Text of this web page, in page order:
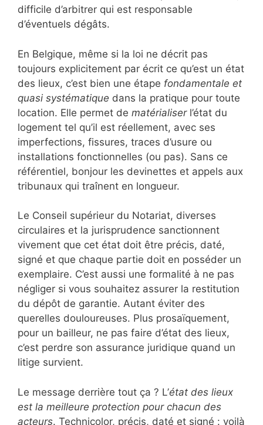
difficile d’arbitrer qui est responsable
d’éventuels dégâts.
En Belgique, même si la loi ne décrit pas
toujours explicitement par écrit ce qu’est un état
des lieux, c’est bien une étape fondamentale et
quasi systématique dans la pratique pour toute
location. Elle permet de matérialiserl’état du
logement tel qu’il est réellement, avec ses
imperfections, fissures, traces d’usure ou
installations fonctionnelles (ou pas). Sans ce
référentiel, bonjour les devinettes et appels aux
tribunaux qui traînent en longueur.
Le Conseil supérieur du Notariat, diverses
circulaires et la jurisprudence sanctionnent
vivement que cet état doit être précis, daté,
signé et que chaque partie doit en posséder un
exemplaire. C’est aussi une formalité à ne pas
négliger si vous souhaitez assurer la restitution
du dépôt de garantie. Autant éviter des
querelles douloureuses. Plus prosaïquement,
pour un bailleur, ne pas faire d’état des lieux,
c’est perdre son assurance juridique quand un
litige survient.
Le message derrière tout ça ? L’état des lieux
est la meilleure protection pour chacun des
acteurs. Technicolor, précis, daté et signé : voilà